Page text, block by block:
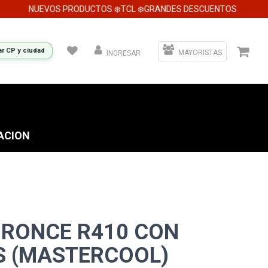
NUEVOS PRODUCTOS ❄️TCL ❄️GRANDES DESCUENTOS
CP y ciudad INGRESAR MAYORISTAS
R410 CON
(MASTERCOOL)